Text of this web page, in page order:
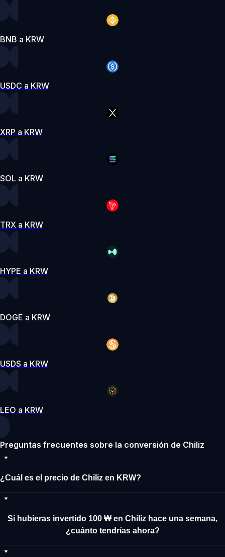
BNB a KRW
USDC a KRW
XRP a KRW
SOL a KRW
TRX a KRW
HYPE a KRW
DOGE a KRW
USDS a KRW
LEO a KRW
Preguntas frecuentes sobre la conversión de Chiliz
¿Cuál es el precio de Chiliz en KRW?
Si hubieras invertido 100 ₩ en Chiliz hace una semana,
¿cuánto tendrías ahora?